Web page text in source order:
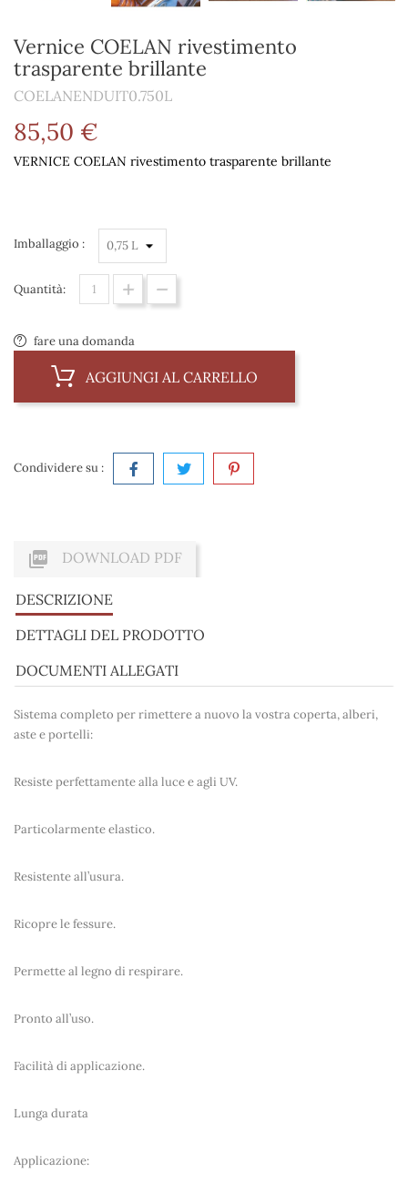
Vernice COELAN rivestimento
trasparente brillante
COELANENDUIT0.750L
85,50 €
VERNICE COELAN rivestimento trasparente brillante
Imballaggio :
Quantità:
fare una domanda
AGGIUNGI AL CARRELLO
Condividere su :
 DOWNLOAD PDF
DESCRIZIONE
DETTAGLI DEL PRODOTTO
DOCUMENTI ALLEGATI
Sistema completo per rimettere a nuovo la vostra coperta, alberi,
aste e portelli:
Resiste perfettamente alla luce e agli UV.
Particolarmente elastico.
Resistente all’usura.
Ricopre le fessure.
Permette al legno di respirare.
Pronto all’uso.
Facilità di applicazione.
Lunga durata
Applicazione: